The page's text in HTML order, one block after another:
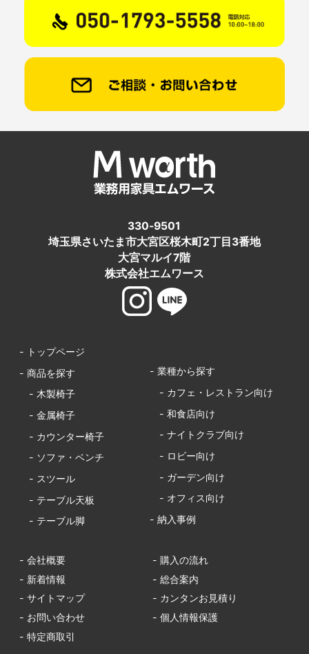
330-9501
埼玉県さいたま市大宮区桜木町2丁目3番地
大宮マルイ7階
株式会社エムワース
- トップページ
- 商品を探す
- 木製椅子
- 金属椅子
- カウンター椅子
- ソファ・ベンチ
- スツール
- テーブル天板
- テーブル脚
- 業種から探す
- カフェ・レストラン向け
- 和食店向け
- ナイトクラブ向け
- ロビー向け
- ガーデン向け
- オフィス向け
- 納入事例
- 会社概要
- 購入の流れ
- 新着情報
- 総合案内
- サイトマップ
- カンタンお見積り
- お問い合わせ
- 個人情報保護
- 特定商取引